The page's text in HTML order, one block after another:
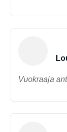
Vuokraaja